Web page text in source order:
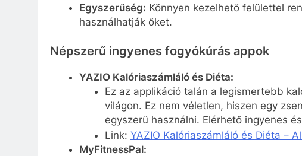
Egyszerűség: Könnyen kezelhető felülettel
használhatják őket.
Népszerű ingyenes fogyókúrás appok
YAZIO Kalóriaszámláló és Diéta:
Ez az applikáció talán a legismertebb
világon. Ez nem véletlen, hiszen egy
egyszerű használni. Elérhető ingyenes
Link: YAZIO Kalóriaszámláló és Diéta –
MyFitnessPal: